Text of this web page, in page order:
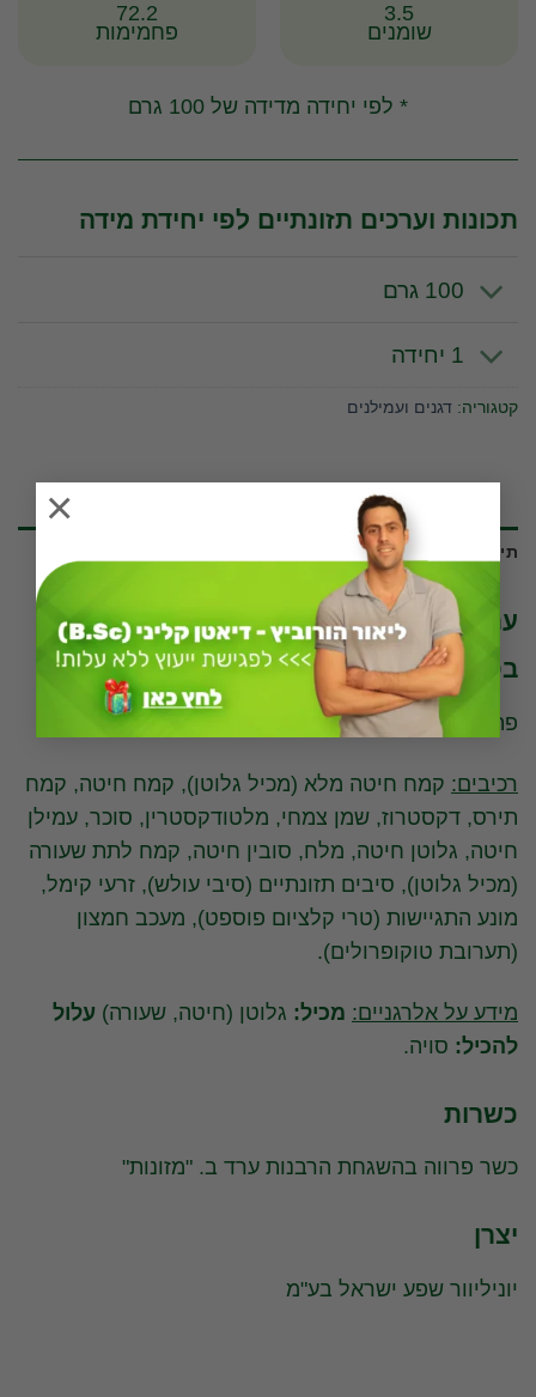
×
3.5
שומנים
72.2
פחמימות
* לפי יחידה מדידה של 100 גרם
תכונות וערכים תזונתיים לפי יחידת מידה
100 גרם
1 יחידה
קטגוריה: דגנים ועמילנים
תיאור
ערך תזונתי של פתית שוודי, קרקר פריך
בסגנון שוודי
פתית שוודי ערך תזונתי ליחידה.
רכיבים: קמח חיטה מלא (מכיל גלוטן), קמח חיטה, קמח
תירס, דקסטרוז, שמן צמחי, מלטודקסטרין, סוכר, עמילן
חיטה, גלוטן חיטה, מלח, סובין חיטה, קמח לתת שעורה
(מכיל גלוטן), סיבים תזונתיים (סיבי עולש), זרעי קימל,
מונע התגיישות (טרי קלציום פוספט), מעכב חמצון
(תערובת טוקופרולים).
מידע על אלרגניים: מכיל: גלוטן (חיטה, שעורה) עלול
להכיל: סויה.
כשרות
כשר פרווה בהשגחת הרבנות ערד ב. "מזונות"
יצרן
יוניליוור שפע ישראל בע"מ